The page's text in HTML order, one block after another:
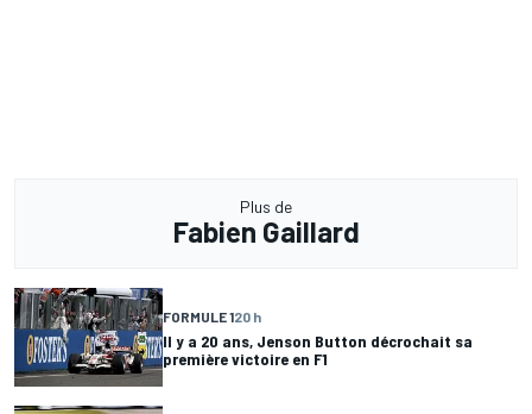
Plus de
Fabien Gaillard
FORMULE 120 h
Il y a 20 ans, Jenson Button décrochait sa
première victoire en F1